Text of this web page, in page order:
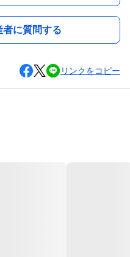
に質問する
リンクをコピー